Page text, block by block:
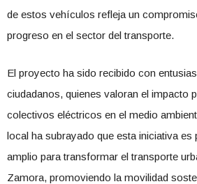
de estos vehículos refleja un
progreso en el sector del transporte.
El proyecto ha sido recibido con
ciudadanos, quienes valoran el impacto
colectivos eléctricos en el medio
local ha subrayado que esta iniciativa es
amplio para transformar el transporte
Zamora, promoviendo la movilidad